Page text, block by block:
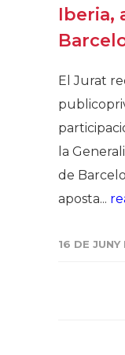
Iberia,
El Jurat
la
de
aposta...
16 DE JUNY